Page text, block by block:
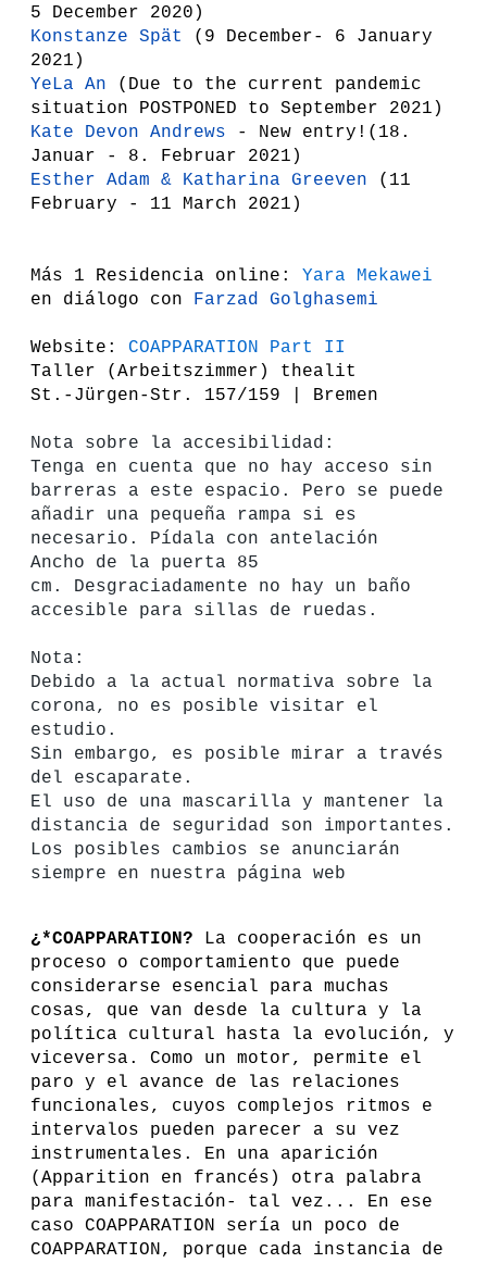
5 December 2020)
Konstanze Spät
( 9 December- 6 January
2021)
YeLa An ( Due to the current pandemic
situation POSTPONED to September 2021)
Kate Devon Andrews - New entry!( 18.
Januar - 8. Februar 2021)
Esther Adam & Katharina Greeven ( 11
February - 11 March 2021)
Más 1 Residencia online: Yara Mekawei
en diálogo con Farzad Golghasemi
Website: COAPPARATION Part II
Taller (Arbeitszimmer) thealit
St.-Jürgen-Str. 157/159 | Bremen
Nota sobre la accesibilidad:
Tenga en cuenta que no hay acceso sin
barreras a este espacio. Pero se puede
añadir una pequeña rampa si es
necesario. Pídala con antelación
Ancho de la puerta 85
cm. Desgraciadamente no hay un baño
accesible para sillas de ruedas.
Nota:
Debido a la actual normativa sobre la
corona, no es posible visitar el
estudio.
Sin embargo, es posible mirar a través
del escaparate.
El uso de una mascarilla y mantener la
distancia de seguridad son importantes.
Los posibles cambios se anunciarán
siempre en nuestra página web
¿*COAPPARATION? La cooperación es un
proceso o comportamiento que puede
considerarse esencial para muchas
cosas, que van desde la cultura y la
política cultural hasta la evolución, y
viceversa. Como un motor, permite el
paro y el avance de las relaciones
funcionales, cuyos complejos ritmos e
intervalos pueden parecer a su vez
instrumentales. En una aparición
(Apparition en francés) otra palabra
para manifestación- tal vez... En ese
caso COAPPARATION sería un poco de
COAPPARATION, porque cada instancia de